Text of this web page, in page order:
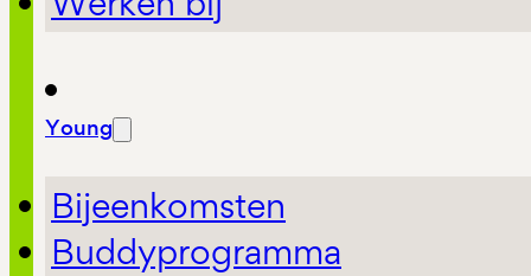
Young
Bijeenkomsten
Buddyprogramma